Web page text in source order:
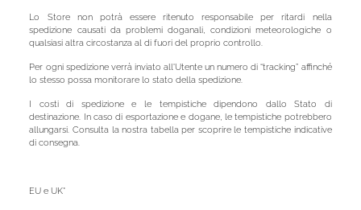
Lo Store non potrà essere ritenuto responsabile per ritardi nella
spedizione causati da problemi doganali, condizioni meteorologiche o
qualsiasi altra circostanza al di fuori del proprio controllo.
Per ogni spedizione verrà inviato all'Utente un numero di “tracking” affinché
lo stesso possa monitorare lo stato della spedizione.
I costi di spedizione e le tempistiche dipendono dallo Stato di
destinazione. In caso di esportazione e dogane, le tempistiche potrebbero
allungarsi. Consulta la nostra tabella per scoprire le tempistiche indicative
di consegna.
EU e UK*